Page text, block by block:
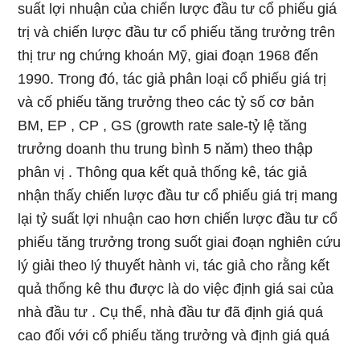
suất lợi nhuận của chiến lược đầu tư cổ phiếu giá
trị và chiến lược đầu tư cổ phiếu tăng trưởng trên
thị trư ng chứng khoán Mỹ, giai đoạn 1968 đến
1990. Trong đó, tác giả phân loại cổ phiếu giá trị
và cố phiếu tăng trưởng theo các tỷ số cơ bản
BM, EP , CP , GS (growth rate sale-tỷ lệ tăng
trưởng doanh thu trung bình 5 năm) theo thập
phân vị . Thông qua kết quả thống kê, tác giả
nhận thấy chiến lược đầu tư cổ phiếu giá trị mang
lại tỷ suất lợi nhuận cao hơn chiến lược đầu tư cổ
phiếu tăng trưởng trong suốt giai đoạn nghiên cứu
lý giải theo lý thuyết hành vi, tác giả cho rằng kết
quả thống kê thu được là do việc định giá sai của
nhà đầu tư . Cụ thể, nhà đầu tư đã định giá quá
cao đối với cổ phiếu tăng trưởng và định giá quá